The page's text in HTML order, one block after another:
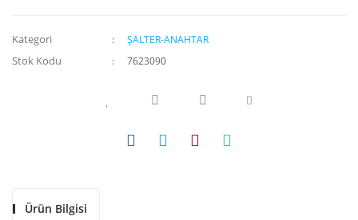
Kategori ŞALTER-ANAHTAR
Stok Kodu 7623090
Ürün Bilgisi